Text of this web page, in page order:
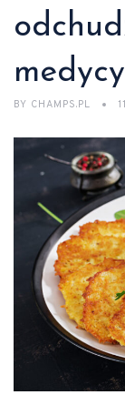
BY CHAMPS.PL